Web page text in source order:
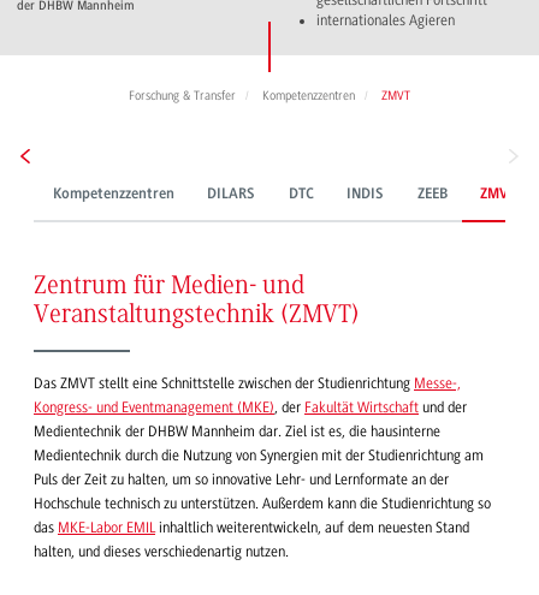
der DHBW Mannheim
internationales Agieren
Forschung & Transfer Kompetenzzentren ZMVT
Kompetenzzentren DILARS DTC INDIS ZEEB ZMVT
Zentrum für Medien- und
Veranstaltungstechnik (ZMVT)
Das ZMVT stellt eine Schnittstelle zwischen der Studienrichtung Messe-,
Kongress- und Eventmanagement (MKE), der Fakultät Wirtschaft und der
Medientechnik der DHBW Mannheim dar. Ziel ist es, die hausinterne
Medientechnik durch die Nutzung von Synergien mit der Studienrichtung am
Puls der Zeit zu halten, um so innovative Lehr- und Lernformate an der
Hochschule technisch zu unterstützen. Außerdem kann die Studienrichtung so
das MKE-Labor EMILinhaltlich weiterentwickeln, auf dem neuesten Stand
halten, und dieses verschiedenartig nutzen.